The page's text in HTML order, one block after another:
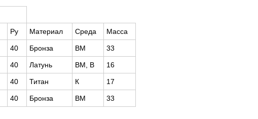
Pу Материал Среда Масса
40 Бронза ВМ 33
40 Латунь ВМ, В 16
40 Титан К 17
40 Бронза ВМ 33